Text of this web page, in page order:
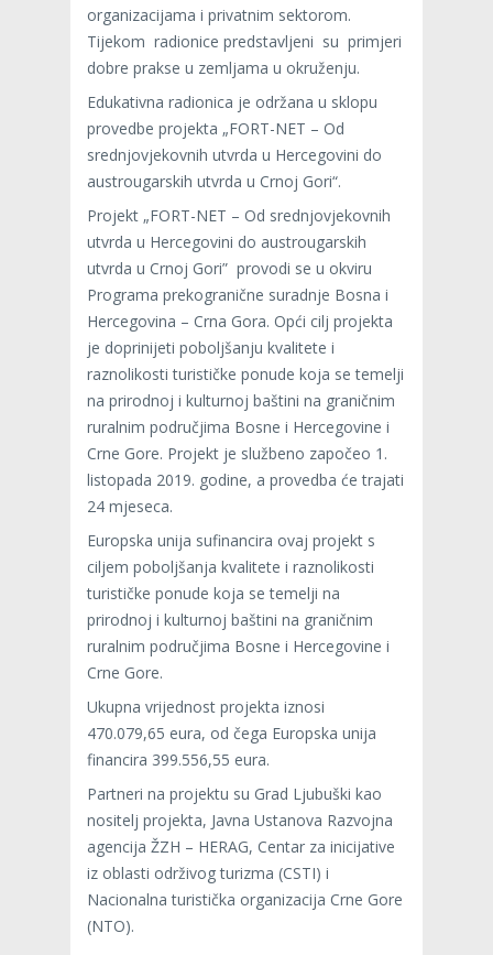
organizacijama i privatnim sektorom.
Tijekom radionice predstavljeni su primjeri
dobre prakse u zemljama u okruženju.
Edukativna radionica je održana u sklopu
provedbe projekta „FORT-NET – Od
srednjovjekovnih utvrda u Hercegovini do
austrougarskih utvrda u Crnoj Gori“.
Projekt „FORT-NET – Od srednjovjekovnih
utvrda u Hercegovini do austrougarskih
utvrda u Crnoj Gori” provodi se u okviru
Programa prekogranične suradnje Bosna i
Hercegovina – Crna Gora. Opći cilj projekta
je doprinijeti poboljšanju kvalitete i
raznolikosti turističke ponude koja se temelji
na prirodnoj i kulturnoj baštini na graničnim
ruralnim područjima Bosne i Hercegovine i
Crne Gore. Projekt je službeno započeo 1.
listopada 2019. godine, a provedba će trajati
24 mjeseca.
Europska unija sufinancira ovaj projekt s
ciljem poboljšanja kvalitete i raznolikosti
turističke ponude koja se temelji na
prirodnoj i kulturnoj baštini na graničnim
ruralnim područjima Bosne i Hercegovine i
Crne Gore.
Ukupna vrijednost projekta iznosi
470.079,65 eura, od čega Europska unija
financira 399.556,55 eura.
Partneri na projektu su Grad Ljubuški kao
nositelj projekta, Javna Ustanova Razvojna
agencija ŽZH – HERAG, Centar za inicijative
iz oblasti održivog turizma (CSTI) i
Nacionalna turistička organizacija Crne Gore
(NTO).